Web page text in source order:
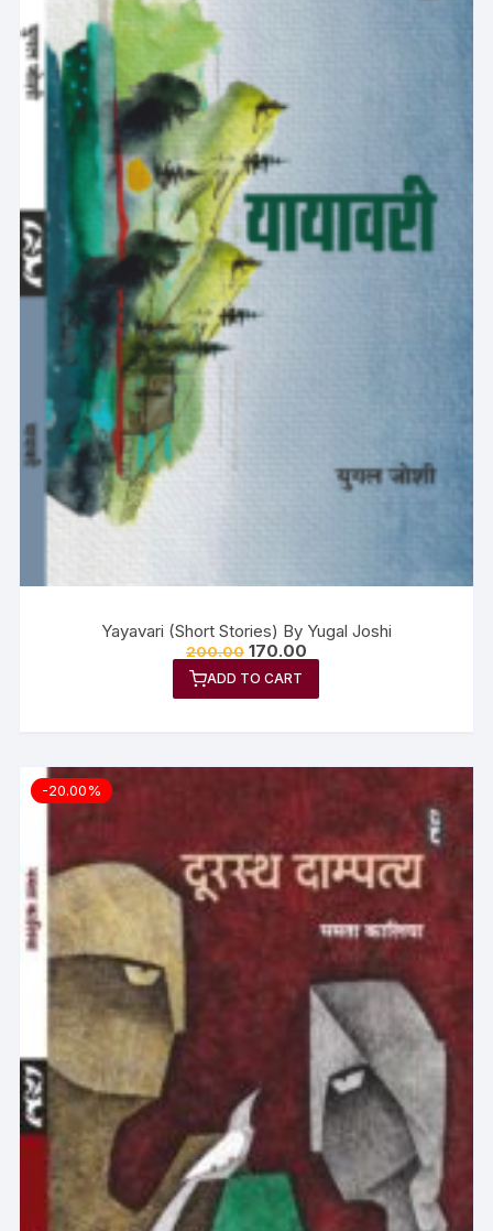
Yayavari (Short Stories) By Yugal Joshi
200.00 170.00
ADD TO CART
-20.00%